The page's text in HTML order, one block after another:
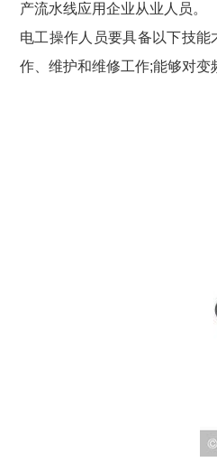
产流水线应用企业从业人员。
电工操作人员要具备以下技
作、维护和维修工作;能够对变